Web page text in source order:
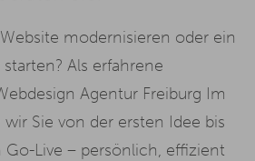
modernisieren oder ein
Als erfahrene
Agentur Freiburg Im
wir Sie von der ersten Idee bis
Live – persönlich, effizient